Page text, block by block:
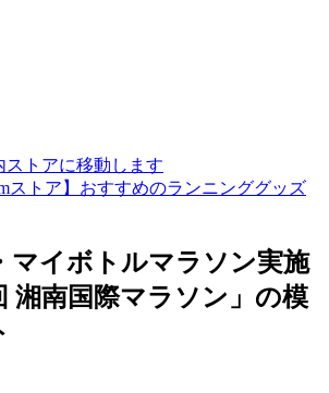
ストアに移動します
ストア】おすすめのランニンググッズ
マイボトルマラソン実施
湘南国際マラソン」の模